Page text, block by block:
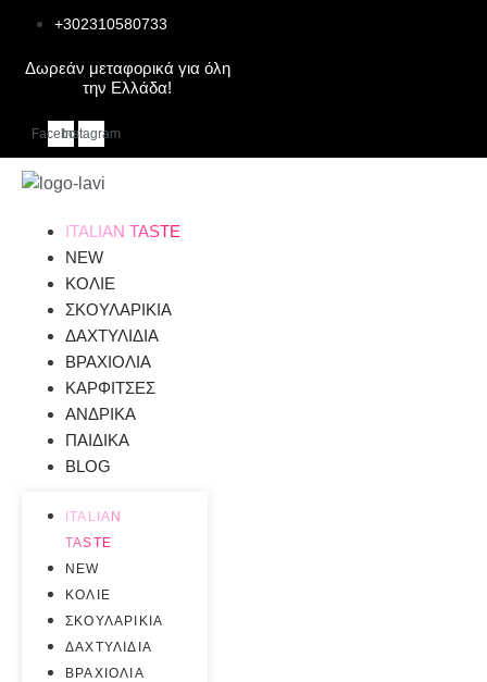
περιεχόμενο
+302310580733
Δωρεάν μεταφορικά για όλη
την Ελλάδα!
FacebookInstagram
ITALIAN TASTE
NEW
ΚΟΛΙΕ
ΣΚΟΥΛΑΡΙΚΙΑ
ΔΑΧΤΥΛΙΔΙΑ
ΒΡΑΧΙΟΛΙΑ
ΚΑΡΦΙΤΣΕΣ
ΑΝΔΡΙΚΑ
ΠΑΙΔΙΚΑ
BLOG
ITALIAN
TASTE
NEW
ΚΟΛΙΕ
ΣΚΟΥΛΑΡΙΚΙΑ
ΔΑΧΤΥΛΙΔΙΑ
ΒΡΑΧΙΟΛΙΑ